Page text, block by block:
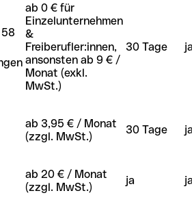
58
ab 0 € für
Einzelunternehmen
&
Freiberufler:innen,
ansonsten ab 9 € /
Monat (exkl.
MwSt.)
30 Tage
ab 3,95 € / Monat
(zzgl. MwSt.)
30 Tage
ab 20 € / Monat
(zzgl. MwSt.)
ja